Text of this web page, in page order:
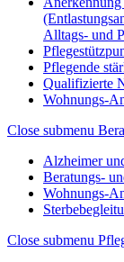
Alltags- und
Pflegende
Qualifizierte
Wohnungs-
Close submenu
Alzheimer
Beratungs-
Wohnungs-
Close submenu